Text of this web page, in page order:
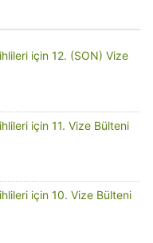
için 12. (SON) Vize
için 11. Vize Bülteni
için 10. Vize Bülteni